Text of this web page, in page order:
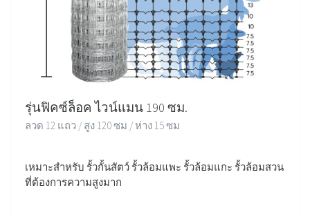
รุ่นฟิคซ์ล็อค ไวน์แมน 190 ซม.
ลวด 12 แถว / สูง 120 ซม / ห่าง 15 ซม
เหมาะสำหรับ รั้วกั้นสัตว์ รั้วล้อมแพะ รั้วล้อมแกะ รั้วล้อมสวน
ที่ต้องการความสูงมาก